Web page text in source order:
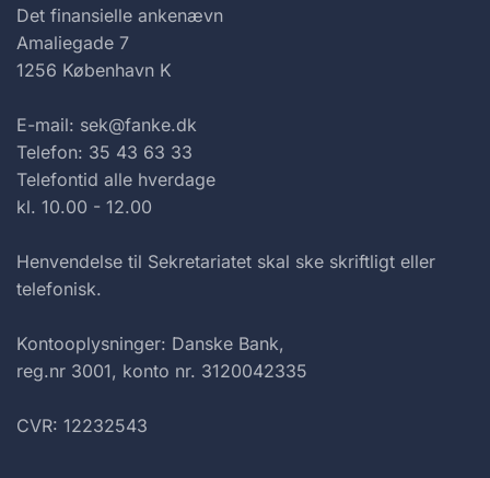
Det finansielle ankenævn
Amaliegade 7
1256 København K
E-mail: sek@fanke.dk
Telefon: 35 43 63 33
Telefontid alle hverdage
kl. 10.00 - 12.00
Henvendelse til Sekretariatet skal ske skriftligt eller
telefonisk.
Kontooplysninger: Danske Bank,
reg.nr 3001, konto nr. 3120042335
CVR: 12232543